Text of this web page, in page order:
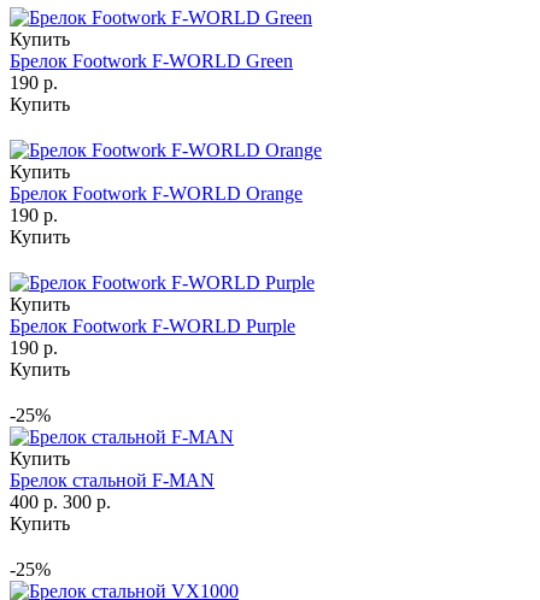
Купить
Брелок Footwork F-WORLD Green
190 р.
Купить
Купить
Брелок Footwork F-WORLD Orange
190 р.
Купить
Купить
Брелок Footwork F-WORLD Purple
190 р.
Купить
-25%
Купить
Брелок стальной F-MAN
400 р. 300 р.
Купить
-25%